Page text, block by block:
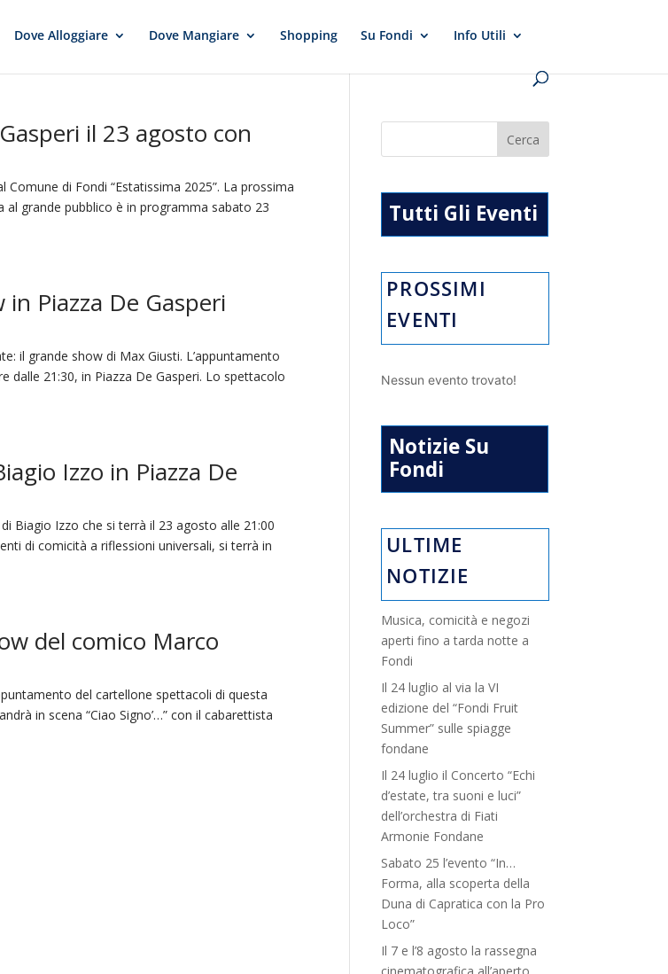
Dove Alloggiare Dove Mangiare Shopping Su Fondi Info Utili
il 23 agosto con
di Fondi “Estatissima 2025”. La prossima
grande pubblico è in programma sabato 23
Piazza De Gasperi
il grande show di Max Giusti. L’appuntamento
dalle 21:30, in Piazza De Gasperi. Lo spettacolo
Izzo in Piazza De
Biagio Izzo che si terrà il 23 agosto alle 21:00
di comicità a riflessioni universali, si terrà in
del comico Marco
del cartellone spettacoli di questa
in scena “Ciao Signo’…” con il cabarettista
Tutti Gli Eventi
PROSSIMI
EVENTI
Nessun evento trovato!
Notizie Su
Fondi
ULTIME
NOTIZIE
Musica, comicità e negozi
aperti fino a tarda notte a
Fondi
Il 24 luglio al via la VI
edizione del “Fondi Fruit
Summer” sulle spiagge
fondane
Il 24 luglio il Concerto “Echi
d’estate, tra suoni e luci”
dell’orchestra di Fiati
Armonie Fondane
Sabato 25 l’evento “In…
Forma, alla scoperta della
Duna di Capratica con la Pro
Loco”
Il 7 e l’8 agosto la rassegna